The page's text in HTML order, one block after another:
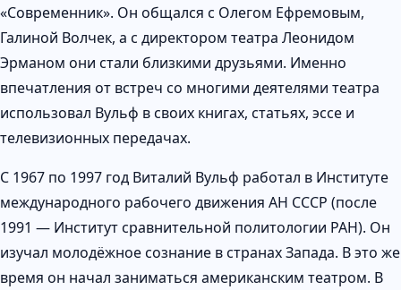
«Современник». Он общался с Олегом Ефремовым,
Галиной Волчек, а с директором театра Леонидом
Эрманом они стали близкими друзьями. Именно
впечатления от встреч со многими деятелями театра
использовал Вульф в своих книгах, статьях, эссе и
телевизионных передачах.
С 1967 по 1997 год Виталий Вульф работал в Институте
международного рабочего движения АН СССР (после
1991 — Институт сравнительной политологии РАН). Он
изучал молодёжное сознание в странах Запада. В это же
время он начал заниматься американским театром. В